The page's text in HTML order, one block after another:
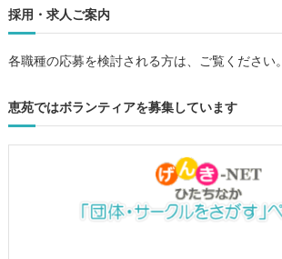
採用・求人ご案内
各職種の応募を検討される方は、ご覧ください。
恵苑ではボランティアを募集しています